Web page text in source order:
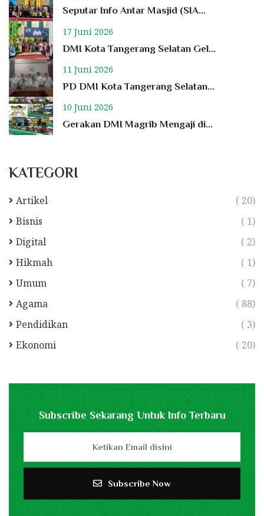
Seputar Info Antar Masjid (SIA...
17 Juni 2026
DMI Kota Tangerang Selatan Gel...
11 Juni 2026
PD DMI Kota Tangerang Selatan...
10 Juni 2026
Gerakan DMI Magrib Mengaji di...
KATEGORI
Artikel
( 20)
Bisnis
( 1)
Digital
( 2)
Hikmah
( 1)
Umum
( 7)
Agama
( 88)
Pendidikan
( 3)
Ekonomi
( 20)
Subscribe Sekarang Untuk Info Terbaru
Subscribe Now